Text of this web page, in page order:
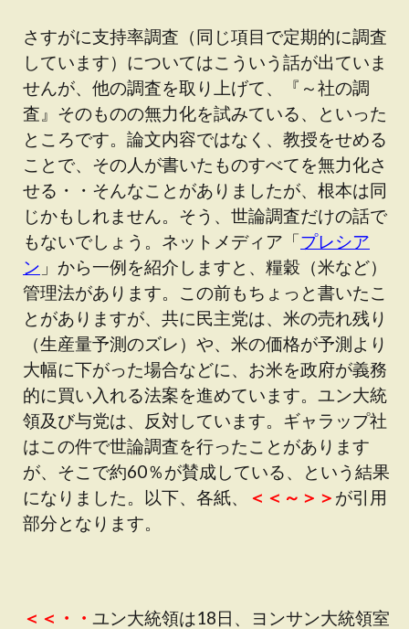
さすがに支持率調査（同じ項目で定期的に調査
しています）についてはこういう話が出ていま
せんが、他の調査を取り上げて、『～社の調
査』そのものの無力化を試みている、といった
ところです。論文内容ではなく、教授をせめる
ことで、その人が書いたものすべてを無力化さ
せる・・そんなことがありましたが、根本は同
じかもしれません。そう、世論調査だけの話で
もないでしょう。ネットメディア「プレシア
ン 」から一例を紹介しますと、糧穀（米など）
管理法があります。この前もちょっと書いたこ
とがありますが、共に民主党は、米の売れ残り
（生産量予測のズレ）や、米の価格が予測より
大幅に下がった場合などに、お米を政府が義務
的に買い入れる法案を進めています。ユン大統
領及び与党は、反対しています。ギャラップ社
はこの件で世論調査を行ったことがあります
が、そこで約60％が賛成している、という結果
になりました。以下、各紙、
＜＜～＞＞ が引用
部分となります。
＜＜・・ ユン大統領は18日、ヨンサン大統領室